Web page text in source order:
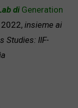
di Generation
insieme ai
Studies: IIF-